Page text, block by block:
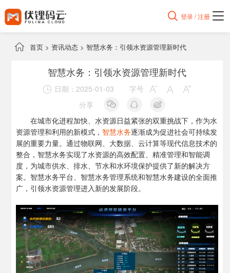
 登录 / 注册
 首页 > 资讯动态 > 智慧水务：引领水资源管理新时代
智慧水务：引领水资源管理新时代
 日期：2025-01-03 字号   
分享
在城市化进程加快、水资源日益紧张的双重挑战下，作为水
资源管理和利用的新模式， 智慧水务逐渐成为促进社会可持续发
展的重要力量。通过物联网、大数据、云计算等现代信息技术的
整合，智慧水务实现了水资源的高效配置、精准管理和智能调
度，为城市供水、排水、节水和水环境保护提供了新的解决方
案。智慧水务平台、智慧水务管理系统和智慧水务建设的全面推
广，引领水资源管理进入新的发展阶段。